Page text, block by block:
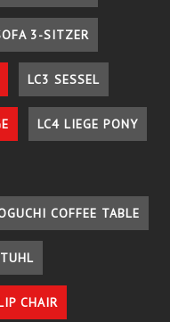
3-SITZER
LC3 SESSEL
LC4 LIEGE PONY
COFFEE TABLE
CHAIR